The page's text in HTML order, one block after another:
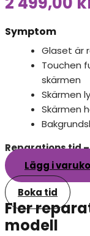
Symptom
Glaset är
Touchen
skärmen
Skärmen
Skärmen
Reparations tid
Lägg i
Boka tid
Fler
modell